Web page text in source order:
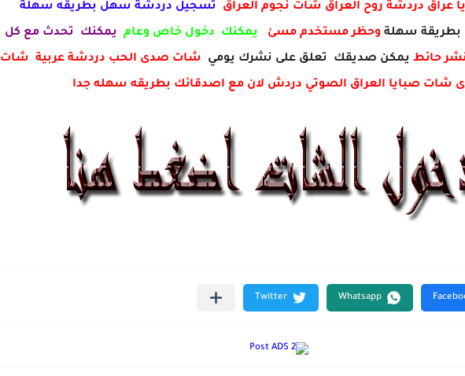
عراق دردشة روح العراق شات نجوم العراق تسجيل دردشة سهل بطريقه سهلة
سهلة وحظر مستخدم مسئ يمكنك دخول خاص وعام يمكنك تحدث مع كل
حائط يمكن صديقك تعلق على نشرك يومي شات صدى الحب دردشة عربية شات
شات صبايا العراق الصوتي دردش لان مع اصدقائك بطريقه سهله جدا